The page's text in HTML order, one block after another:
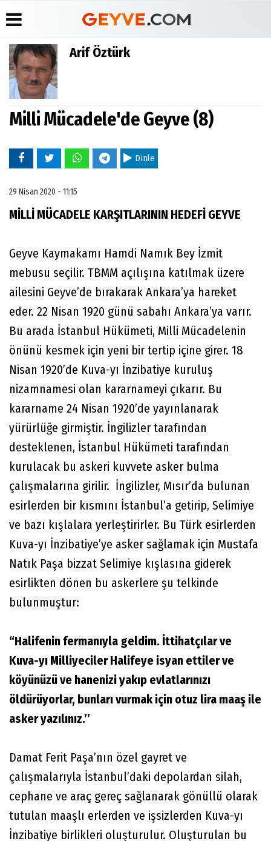
Üye Paneli
Haber
Arşivi
Günün
Haberleri
Galeri
Foto
Etkinlikler
Künye
Arif Öztürk
Milli Mücadele'de Geyve (8)
Dinle
29 Nisan 2020 - 11:15
MİLLİ MÜCADELE KARŞITLARININ HEDEFİ GEYVE
Geyve Kaymakamı Hamdi Namık Bey İzmit
mebusu seçilir. TBMM açılışına katılmak üzere
ailesini Geyve’de bırakarak Ankara’ya hareket
eder. 22 Nisan 1920 günü sabahı Ankara’ya varır.
Bu arada İstanbul Hükümeti, Milli Mücadelenin
önünü kesmek için yeni bir tertip içine girer. 18
Nisan 1920’de Kuva-yı İnzibatiye kuruluş
nizamnamesi olan kararnameyi çıkarır. Bu
kararname 24 Nisan 1920’de yayınlanarak
yürürlüğe girmiştir. İngilizler tarafından
desteklenen, İstanbul Hükümeti tarafından
kurulacak bu askeri kuvvete asker bulma
çalışmalarına girilir. İngilizler, Mısır’da bulunan
esirlerden bir kısmını İstanbul’a getirip, Selimiye
ve bazı kışlalara yerleştirirler. Bu Türk esirlerden
Kuva-yı İnzibatiye’ye asker sağlamak için Mustafa
Natık Paşa bizzat Selimiye kışlasına giderek
esirlikten dönen bu askerlere şu telkinde
bulunmuştur:
“Halifenin fermanıyla geldim. İttihatçılar ve
Kuva-yı Milliyeciler Halifeye isyan ettiler ve
köyünüzü ve hanenizi yakıp evlatlarınızı
öldürüyorlar, bunları vurmak için otuz lira maaş ile
asker yazılınız.’’
Damat Ferit Paşa’nın özel gayret ve
çalışmalarıyla İstanbul’daki depolardan silah,
cephane ve araç gereç sağlanarak gönüllü olarak
tutulan maaşlı erlerden ve işsizlerden Kuva-yı
İnzibatiye birlikleri oluşturulur. Oluşturulan bu